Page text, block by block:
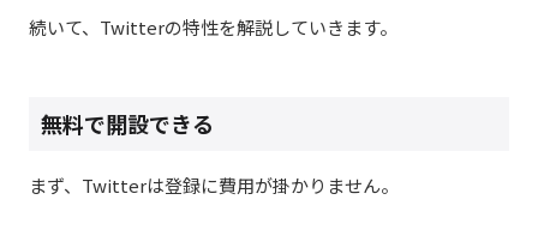
続いて、Twitterの特性を解説していきます。
無料で開設できる
まず、Twitterは登録に費用が掛かりません。